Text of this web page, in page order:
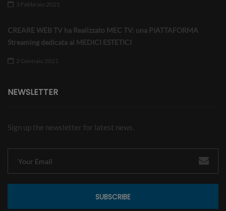
3 Febbraio 2021
CREARE WEB TV ha Realizzato MEC TV: una PIATTAFORMA
Streaming dedicata ai MEDICI ESTETICI
2 Gennaio 2021
NEWSLETTER
Sign up the newsletter for latest news.
SUBSCRIBE